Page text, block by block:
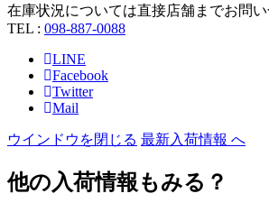
在庫状況については直接店舗までお問い
TEL : 098-887-0088
LINE
Facebook
Twitter
Mail
ウインドウを閉じる 最新入荷情報 へ
他の入荷情報もみる？